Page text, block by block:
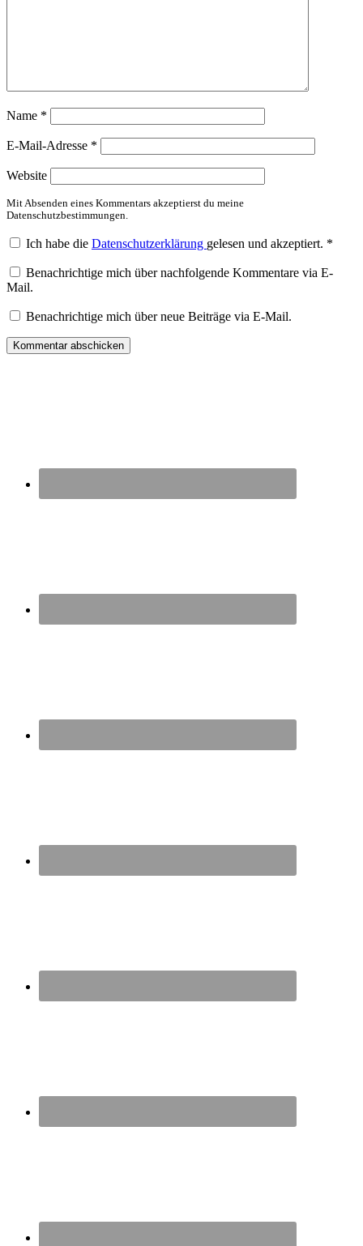
Name *
E-Mail-Adresse *
Website
Mit Absenden eines Kommentars akzeptierst du meine
Datenschutzbestimmungen.
Ich habe die Datenschutzerklärung gelesen und akzeptiert. *
Benachrichtige mich über nachfolgende Kommentare via E-
Mail.
Benachrichtige mich über neue Beiträge via E-Mail.